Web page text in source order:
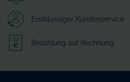
Erstklassiger Kundenservice
Bezahlung auf Rechnung